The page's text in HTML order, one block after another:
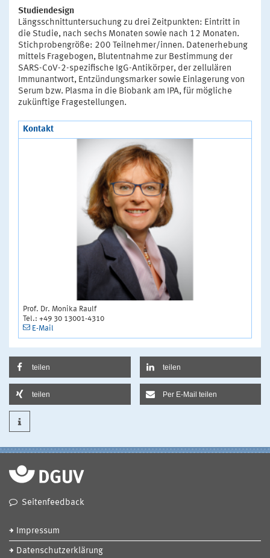
Studiendesign
Längsschnittuntersuchung zu drei Zeitpunkten: Eintritt in
die Studie, nach sechs Monaten sowie nach 12 Monaten.
Stichprobengröße: 200 Teilnehmer/innen. Datenerhebung
mittels Fragebogen, Blutentnahme zur Bestimmung der
SARS-CoV-2-spezifische IgG-Antikörper, der zellulären
Immunantwort, Entzündungsmarker sowie Einlagerung von
Serum bzw. Plasma in die Biobank am IPA, für mögliche
zukünftige Fragestellungen.
Kontakt
Prof. Dr. Monika Raulf
Tel.: +49 30 13001-4310
E-Mail
teilen teilen
teilen Per E-Mail teilen
Seitenfeedback
Impressum
Datenschutzerklärung